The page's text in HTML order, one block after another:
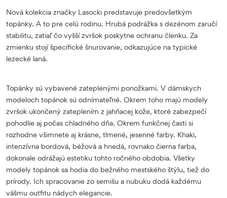
Nová kolekcia značky Lasocki predstavuje predovšetkým
topánky. A to pre celú rodinu. Hrubá podrážka s dezénom zaručí
stabilitu, zatiaľ čo vyšší zvršok poskytne ochranu členku. Za
zmienku stojí špecifické šnurovanie, odkazujúce na typické
lezecké laná.
Topánky sú vybavené zateplenými ponožkami. V dámskych
modeloch topánok sú odnímateľné. Okrem toho majú modely
zvršok ukončený zateplením z jahňacej kože, ktoré zabezpečí
pohodlie aj počas chladného dňa. Okrem funkčnej časti si
rozhodne všimnete aj krásne, tlmené, jesenné farby. Khaki,
intenzívna bordová, béžová a hnedá, rovnako čierna farba,
dokonale odrážajú estetiku tohto ročného obdobia. Všetky
modely topánok sa hodia do bežného mestského štýlu, tiež do
prírody. Ich spracovanie zo semišu a nubuku dodá každému
vášmu outfitu nádych elegancie.